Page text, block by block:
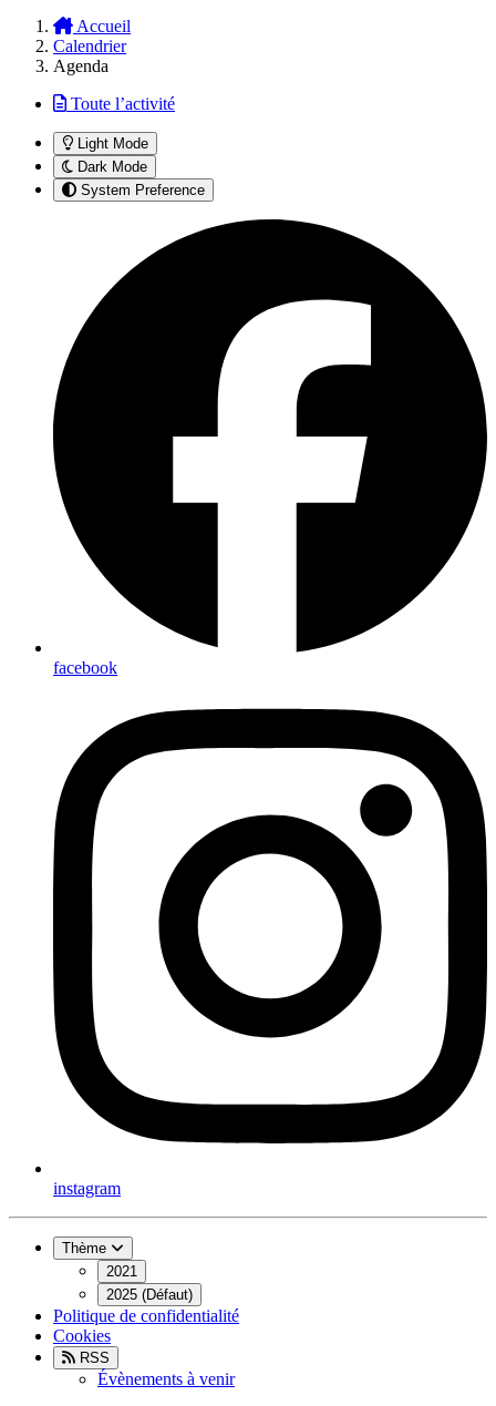
Accueil
Calendrier
Agenda
Toute l’activité
Light Mode
Dark Mode
System Preference
facebook
instagram
Thème
2021
2025 (Défaut)
Politique de confidentialité
Cookies
RSS
Évènements à venir